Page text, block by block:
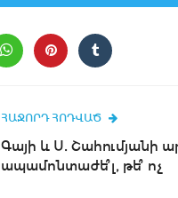
ՀԱՋՈՐԴ ՀՈԴՎԱԾ
Գայի և Ս. Շահումյանի
ապամոնտաժե՞լ, թե՞ ոչ